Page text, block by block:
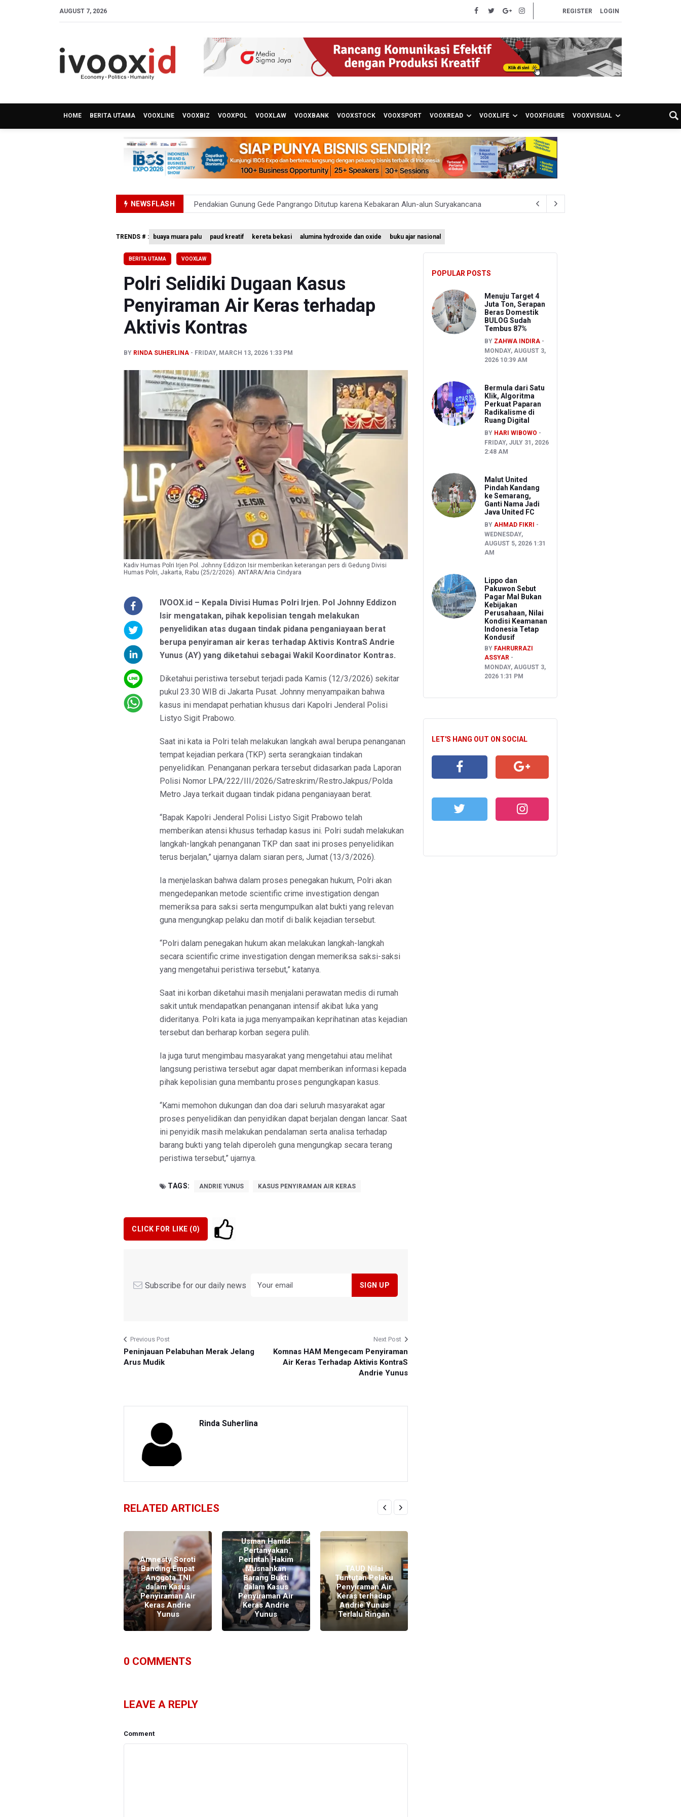
AUGUST 7, 2026 REGISTER LOGIN
HOME BERITA UTAMA VOOXLINE VOOXBIZ VOOXPOL VOOXLAW VOOXBANK VOOXSTOCK VOOXSPORT VOOXREAD VOOXLIFE VOOXFIGURE VOOXVISUAL
NEWSFLASH
Pendakian Gunung Gede Pangrango Ditutup karena Kebakaran Alun-alun Suryakancana
Menkomdigi Sebut Kehadiran AI Factory Perkuat Posisi Indonesia
Perumnas Bangun Hunian Bersubsidi dengan Konsep TOD di Kemayoran
Bank Indonesia Sebut Cadangan Devisa Akhir Juli Sebesar 145,3 Miliar Dolar AS
TRENDS # : buaya muara palu paud kreatif kereta bekasi alumina hydroxide dan oxide buku ajar nasional
BERITA UTAMA VOOXLAW
Polri Selidiki Dugaan Kasus
Penyiraman Air Keras terhadap
Aktivis Kontras
BY RINDA SUHERLINA FRIDAY, MARCH 13, 2026 1:33 PM
Kadiv Humas Polri Irjen Pol. Johnny Eddizon Isir memberikan keterangan pers di Gedung Divisi
Humas Polri, Jakarta, Rabu (25/2/2026). ANTARA/Aria Cindyara
IVOOX.id – Kepala Divisi Humas Polri Irjen. Pol Johnny Eddizon
Isir mengatakan, pihak kepolisian tengah melakukan
penyelidikan atas dugaan tindak pidana penganiayaan berat
berupa penyiraman air keras terhadap Aktivis KontraS Andrie
Yunus (AY) yang diketahui sebagai Wakil Koordinator Kontras.
Diketahui peristiwa tersebut terjadi pada Kamis (12/3/2026) sekitar
pukul 23.30 WIB di Jakarta Pusat. Johnny menyampaikan bahwa
kasus ini mendapat perhatian khusus dari Kapolri Jenderal Polisi
Listyo Sigit Prabowo.
Saat ini kata ia Polri telah melakukan langkah awal berupa penanganan
tempat kejadian perkara (TKP) serta serangkaian tindakan
penyelidikan. Penanganan perkara tersebut didasarkan pada Laporan
Polisi Nomor LPA/222/III/2026/Satreskrim/RestroJakpus/Polda
Metro Jaya terkait dugaan tindak pidana penganiayaan berat.
“Bapak Kapolri Jenderal Polisi Listyo Sigit Prabowo telah
memberikan atensi khusus terhadap kasus ini. Polri sudah melakukan
langkah-langkah penanganan TKP dan saat ini proses penyelidikan
terus berjalan,” ujarnya dalam siaran pers, Jumat (13/3/2026).
Ia menjelaskan bahwa dalam proses penegakan hukum, Polri akan
mengedepankan metode scientific crime investigation dengan
memeriksa para saksi serta mengumpulkan alat bukti yang relevan
guna mengungkap pelaku dan motif di balik kejadian tersebut.
“Polri dalam penegakan hukum akan melakukan langkah-langkah
secara scientific crime investigation dengan memeriksa saksi-saksi
yang mengetahui peristiwa tersebut,” katanya.
Saat ini korban diketahui masih menjalani perawatan medis di rumah
sakit untuk mendapatkan penanganan intensif akibat luka yang
dideritanya. Polri kata ia juga menyampaikan keprihatinan atas kejadian
tersebut dan berharap korban segera pulih.
Ia juga turut mengimbau masyarakat yang mengetahui atau melihat
langsung peristiwa tersebut agar dapat memberikan informasi kepada
pihak kepolisian guna membantu proses pengungkapan kasus.
“Kami memohon dukungan dan doa dari seluruh masyarakat agar
proses penyelidikan dan penyidikan dapat berjalan dengan lancar. Saat
ini penyidik masih melakukan pendalaman serta analisa terhadap
barang bukti yang telah diperoleh guna mengungkap secara terang
peristiwa tersebut,” ujarnya.
TAGS: ANDRIE YUNUS KASUS PENYIRAMAN AIR KERAS
CLICK FOR LIKE (0)
Subscribe for our daily news
Previous Post
Peninjauan Pelabuhan Merak Jelang
Arus Mudik
Next Post
Komnas HAM Mengecam Penyiraman
Air Keras Terhadap Aktivis KontraS
Andrie Yunus
Rinda Suherlina
RELATED ARTICLES
Amnesty Soroti
Banding Empat
Anggota TNI
dalam Kasus
Penyiraman Air
Keras Andrie
Yunus
Usman Hamid
Pertanyakan
Perintah Hakim
Musnahkan
Barang Bukti
dalam Kasus
Penyiraman Air
Keras Andrie
Yunus
TAUD Nilai
Tuntutan Pelaku
Penyiraman Air
Keras terhadap
Andrie Yunus
Terlalu Ringan
0 COMMENTS
LEAVE A REPLY
Comment
POPULAR POSTS
Menuju Target 4
Juta Ton, Serapan
Beras Domestik
BULOG Sudah
Tembus 87%
BY ZAHWA INDIRA
MONDAY, AUGUST 3,
2026 10:39 AM
Bermula dari Satu
Klik, Algoritma
Perkuat Paparan
Radikalisme di
Ruang Digital
BY HARI WIBOWO
FRIDAY, JULY 31, 2026
2:48 AM
Malut United
Pindah Kandang
ke Semarang,
Ganti Nama Jadi
Java United FC
BY AHMAD FIKRI
WEDNESDAY,
AUGUST 5, 2026 1:31
AM
Lippo dan
Pakuwon Sebut
Pagar Mal Bukan
Kebijakan
Perusahaan, Nilai
Kondisi Keamanan
Indonesia Tetap
Kondusif
BY FAHRURRAZI
ASSYAR
MONDAY, AUGUST 3,
2026 1:31 PM
LET'S HANG OUT ON SOCIAL